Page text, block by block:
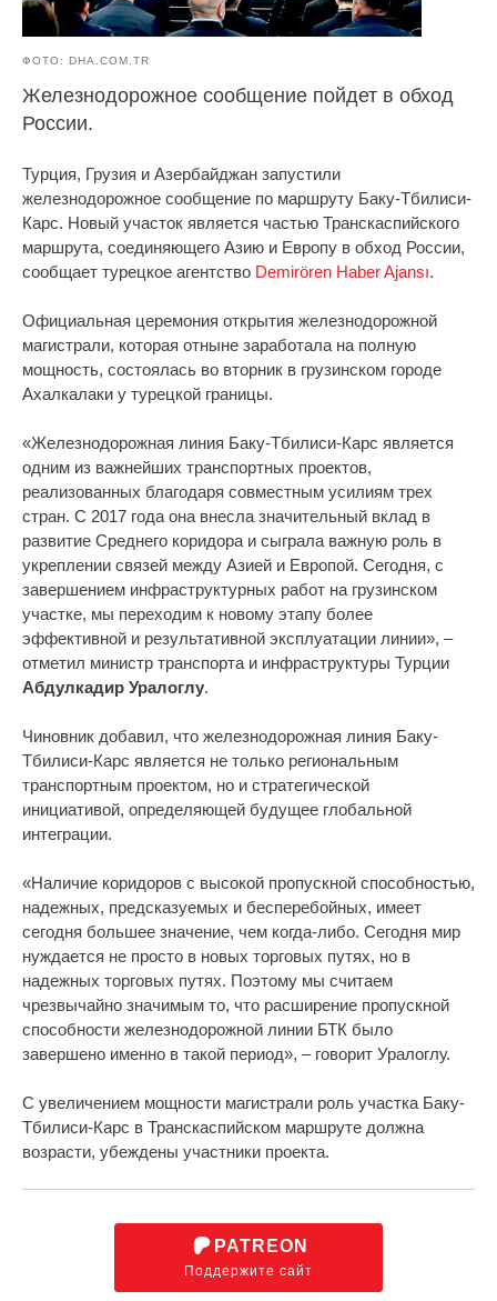
ФОТО: DHA.COM.TR
Железнодорожное сообщение пойдет в обход
России.
Турция, Грузия и Азербайджан запустили
железнодорожное сообщение по маршруту Баку-Тбилиси-
Карс. Новый участок является частью Транскаспийского
маршрута, соединяющего Азию и Европу в обход России,
сообщает турецкое агентство Demirören Haber Ajansı.
Официальная церемония открытия железнодорожной
магистрали, которая отныне заработала на полную
мощность, состоялась во вторник в грузинском городе
Ахалкалаки у турецкой границы.
«Железнодорожная линия Баку-Тбилиси-Карс является
одним из важнейших транспортных проектов,
реализованных благодаря совместным усилиям трех
стран. С 2017 года она внесла значительный вклад в
развитие Среднего коридора и сыграла важную роль в
укреплении связей между Азией и Европой. Сегодня, с
завершением инфраструктурных работ на грузинском
участке, мы переходим к новому этапу более
эффективной и результативной эксплуатации линии», –
отметил министр транспорта и инфраструктуры Турции
Абдулкадир Уралоглу.
Чиновник добавил, что железнодорожная линия Баку-
Тбилиси-Карс является не только региональным
транспортным проектом, но и стратегической
инициативой, определяющей будущее глобальной
интеграции.
«Наличие коридоров с высокой пропускной способностью,
надежных, предсказуемых и бесперебойных, имеет
сегодня большее значение, чем когда-либо. Сегодня мир
нуждается не просто в новых торговых путях, но в
надежных торговых путях. Поэтому мы считаем
чрезвычайно значимым то, что расширение пропускной
способности железнодорожной линии БТК было
завершено именно в такой период», – говорит Уралоглу.
С увеличением мощности магистрали роль участка Баку-
Тбилиси-Карс в Транскаспийском маршруте должна
возрасти, убеждены участники проекта.
PATREON
Поддержите сайт